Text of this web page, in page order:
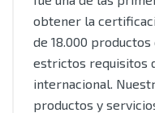
obtener la
de 18.000
estrictos requisitos
internacional.
productos y